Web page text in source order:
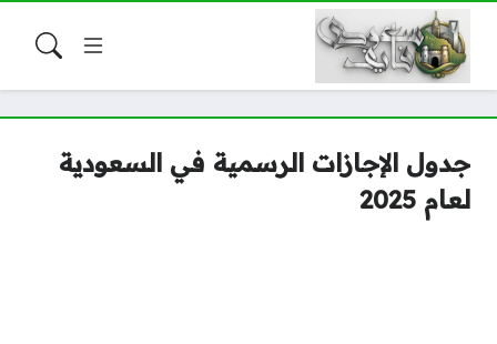
جدول الإجازات الرسمية في السعودية
لعام 2025